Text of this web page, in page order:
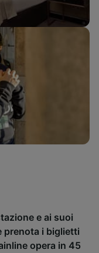
e ai suoi
prenota i biglietti
opera in 45